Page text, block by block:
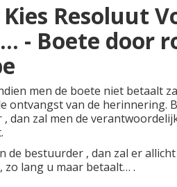
Resoluut
- Boete door
men de boete niet betaalt
ontvangst van de herinnering.
dan zal men de
de bestuurder , dan zal er
zo lang u maar betaalt… .